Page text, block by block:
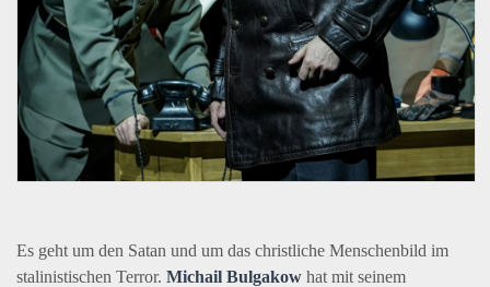
Es geht um den Satan und um das christliche Menschenbild im
stalinistischen Terror. Michail Bulgakow hat mit seinem